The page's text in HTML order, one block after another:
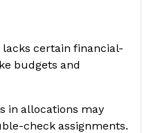
certain financial-
budgets and
in allocations may
check assignments.